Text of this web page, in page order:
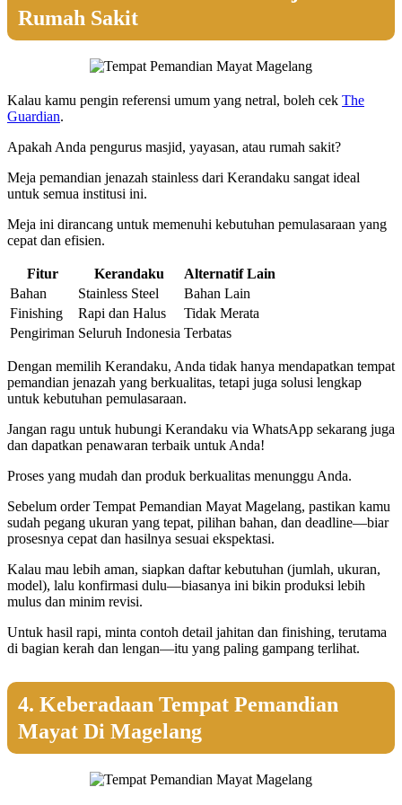
Rumah Sakit
Kalau kamu pengin referensi umum yang netral, boleh cek The
Guardian.
Apakah Anda pengurus masjid, yayasan, atau rumah sakit?
Meja pemandian jenazah stainless dari Kerandaku sangat ideal
untuk semua institusi ini.
Meja ini dirancang untuk memenuhi kebutuhan pemulasaraan yang
cepat dan efisien.
Fitur Kerandaku
Alternatif Lain
Bahan
Stainless Steel
Bahan Lain
Finishing
Rapi dan Halus
Tidak Merata
Pengiriman Seluruh Indonesia Terbatas
Dengan memilih Kerandaku, Anda tidak hanya mendapatkan tempat
pemandian jenazah yang berkualitas, tetapi juga solusi lengkap
untuk kebutuhan pemulasaraan.
Jangan ragu untuk hubungi Kerandaku via WhatsApp sekarang juga
dan dapatkan penawaran terbaik untuk Anda!
Proses yang mudah dan produk berkualitas menunggu Anda.
Sebelum order Tempat Pemandian Mayat Magelang, pastikan kamu
sudah pegang ukuran yang tepat, pilihan bahan, dan deadline—biar
prosesnya cepat dan hasilnya sesuai ekspektasi.
Kalau mau lebih aman, siapkan daftar kebutuhan (jumlah, ukuran,
model), lalu konfirmasi dulu—biasanya ini bikin produksi lebih
mulus dan minim revisi.
Untuk hasil rapi, minta contoh detail jahitan dan finishing, terutama
di bagian kerah dan lengan—itu yang paling gampang terlihat.
4. Keberadaan Tempat Pemandian
Mayat Di Magelang